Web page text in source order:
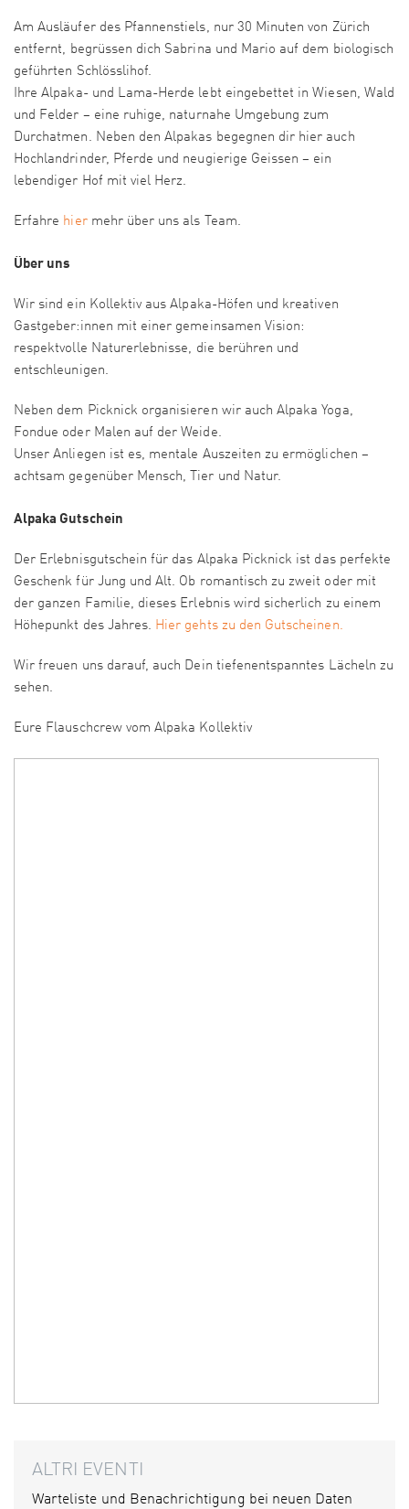
Am Ausläufer des Pfannenstiels, nur 30 Minuten von Zürich
entfernt, begrüssen dich Sabrina und Mario auf dem biologisch
geführten Schlösslihof.
Ihre Alpaka- und Lama-Herde lebt eingebettet in Wiesen, Wald
und Felder – eine ruhige, naturnahe Umgebung zum
Durchatmen. Neben den Alpakas begegnen dir hier auch
Hochlandrinder, Pferde und neugierige Geissen – ein
lebendiger Hof mit viel Herz.
Erfahre hier mehr über uns als Team.
Über uns
Wir sind ein Kollektiv aus Alpaka-Höfen und kreativen
Gastgeber:innen mit einer gemeinsamen Vision:
respektvolle Naturerlebnisse, die berühren und
entschleunigen.
Neben dem Picknick organisieren wir auch Alpaka Yoga,
Fondue oder Malen auf der Weide.
Unser Anliegen ist es, mentale Auszeiten zu ermöglichen –
achtsam gegenüber Mensch, Tier und Natur.
Alpaka Gutschein
Der Erlebnisgutschein für das Alpaka Picknick ist das perfekte
Geschenk für Jung und Alt. Ob romantisch zu zweit oder mit
der ganzen Familie, dieses Erlebnis wird sicherlich zu einem
Höhepunkt des Jahres. Hier gehts zu den Gutscheinen.
Wir freuen uns darauf, auch Dein tiefenentspanntes Lächeln zu
sehen.
Eure Flauschcrew vom Alpaka Kollektiv
ALTRI EVENTI
Warteliste und Benachrichtigung bei neuen Daten